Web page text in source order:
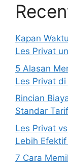
Kapan
Les Privat
5 Alasan
Les Privat di
Rincian
Standar
Les Privat
Lebih
7 Cara